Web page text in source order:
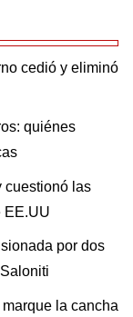
cedió y eliminó
quiénes
cuestionó las
EE.UU
por dos
la cancha